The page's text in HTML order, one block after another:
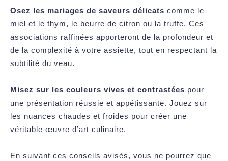
Osez les mariages de saveurs délicats comme le
miel et le thym, le beurre de citron ou la truffe. Ces
associations raffinées apporteront de la profondeur et
de la complexité à votre assiette, tout en respectant la
subtilité du veau.
Misez sur les couleurs vives et contrastées pour
une présentation réussie et appétissante. Jouez sur
les nuances chaudes et froides pour créer une
véritable œuvre d’art culinaire.
En suivant ces conseils avisés, vous ne pourrez que